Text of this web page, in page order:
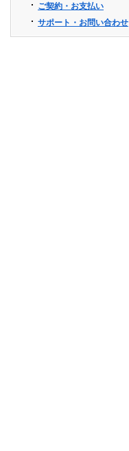
ご契約・お支払い
サポート・お問い合わせ